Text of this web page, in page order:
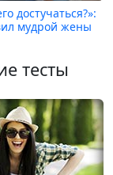
достучаться?»:
мудрой жены
тесты